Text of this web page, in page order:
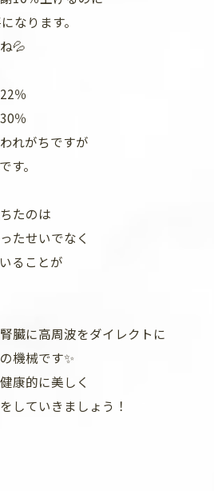
なります。
💦
％
％
れがちですが
す。
たのは
たせいでなく
ることが
臓に高周波をダイレクトに
機械です✨
康的に美しく
していきましょう！